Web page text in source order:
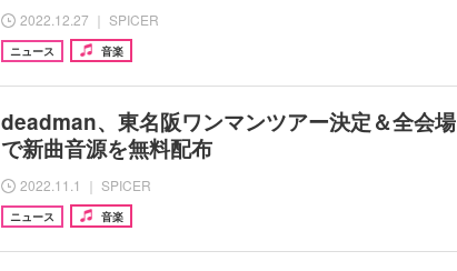
2022.12.27 ｜ SPICER
ニュース 音楽
deadman、東名阪ワンマンツアー決定＆全会場
で新曲音源を無料配布
2022.11.1 ｜ SPICER
ニュース 音楽